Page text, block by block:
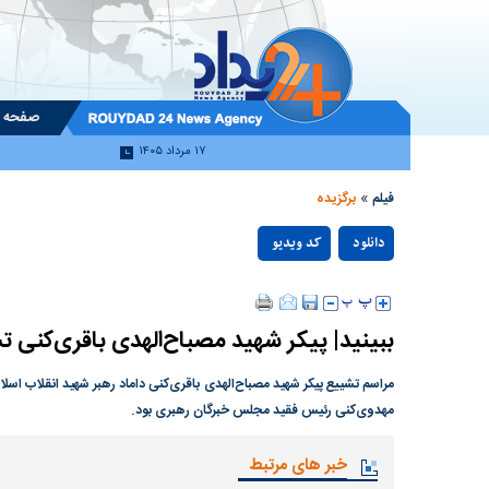
۱۷ مرداد ۱۴۰۵
فیلم » برگزیده
کد ویدیو دانلود
ببینید| پیکر شهید مصباح‌الهدی
مهدوی‌کنی رئیس فقید مجلس خبرگان رهبری بود.
خبر های مرتبط